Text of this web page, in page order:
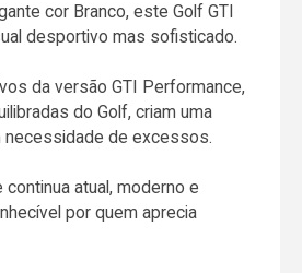
cor Branco, este Golf GTI
desportivo mas sofisticado.
da versão GTI Performance,
do Golf, criam uma
de excessos.
continua atual, moderno e
por quem aprecia